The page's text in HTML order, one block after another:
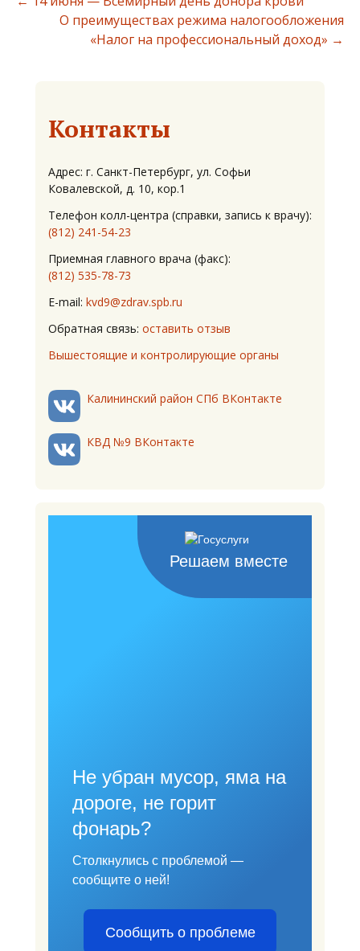
О преимуществах режима налогообложения
«Налог на профессиональный доход» →
Контакты
Адрес: г. Санкт-Петербург, ул. Софьи
Ковалевской, д. 10, кор.1
Телефон колл-центра (справки, запись к врачу):
(812) 241-54-23
Приемная главного врача (факс):
(812) 535-78-73
E-mail: kvd9@zdrav.spb.ru
Обратная связь: оставить отзыв
Вышестоящие и контролирующие органы
Калининский район СПб ВКонтакте
КВД №9 ВКонтакте
Решаем вместе
Не убран мусор, яма на
дороге, не горит
фонарь?
Столкнулись с проблемой —
сообщите о ней!
Сообщить о проблеме